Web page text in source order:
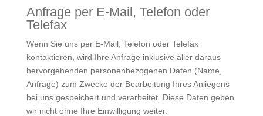
Anfrage per E-Mail, Telefon oder
Telefax
Wenn Sie uns per E-Mail, Telefon oder Telefax
kontaktieren, wird Ihre Anfrage inklusive aller daraus
hervorgehenden personenbezogenen Daten (Name,
Anfrage) zum Zwecke der Bearbeitung Ihres Anliegens
bei uns gespeichert und verarbeitet. Diese Daten geben
wir nicht ohne Ihre Einwilligung weiter.